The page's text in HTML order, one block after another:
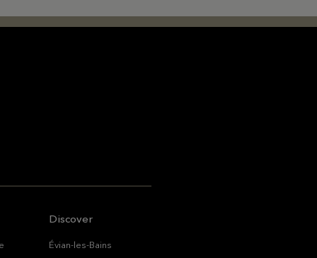
Discover
Évian-les-Bains